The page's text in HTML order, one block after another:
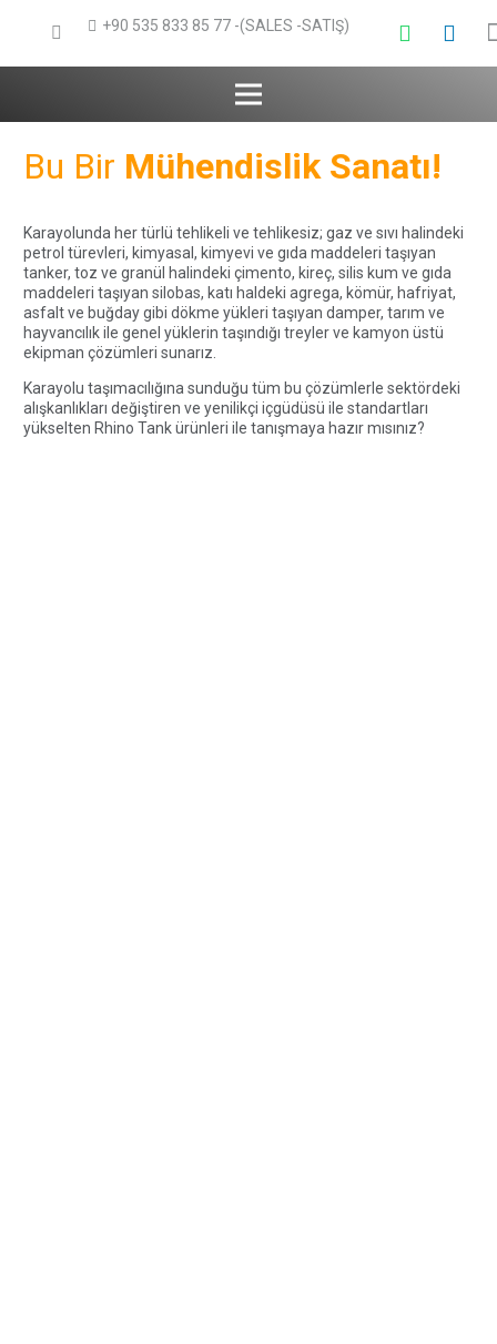
+90 535 833 85 77 -(SALES -SATIŞ)
Bu Bir Mühendislik Sanatı!
Karayolunda her türlü tehlikeli ve tehlikesiz; gaz ve sıvı halindeki
petrol türevleri, kimyasal, kimyevi ve gıda maddeleri taşıyan
tanker, toz ve granül halindeki çimento, kireç, silis kum ve gıda
maddeleri taşıyan silobas, katı haldeki agrega, kömür, hafriyat,
asfalt ve buğday gibi dökme yükleri taşıyan damper, tarım ve
hayvancılık ile genel yüklerin taşındığı treyler ve kamyon üstü
ekipman çözümleri sunarız.
Karayolu taşımacılığına sunduğu tüm bu çözümlerle sektördeki
alışkanlıkları değiştiren ve yenilikçi içgüdüsü ile standartları
yükselten Rhino Tank ürünleri ile tanışmaya hazır mısınız?